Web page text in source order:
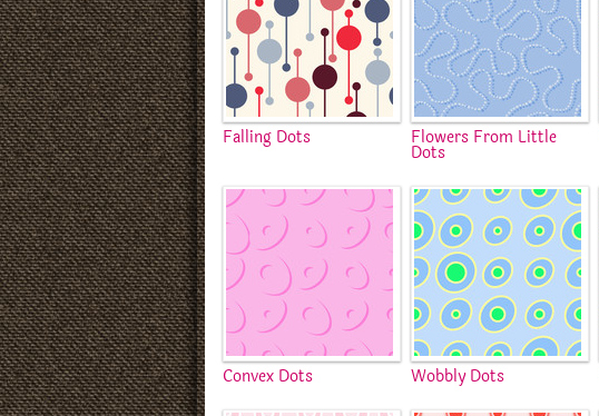
Falling Dots Flowers From Little
Dots
Convex Dots Wobbly Dots